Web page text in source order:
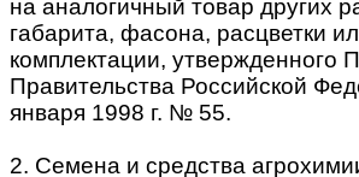
на аналогичный товар других
габарита, фасона, расцветки
комплектации, утвержденного
Правительства Российской
января 1998 г. № 55.
2. Семена и средства